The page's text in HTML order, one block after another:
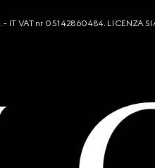
IT VAT nr 05142860484. LICENZA